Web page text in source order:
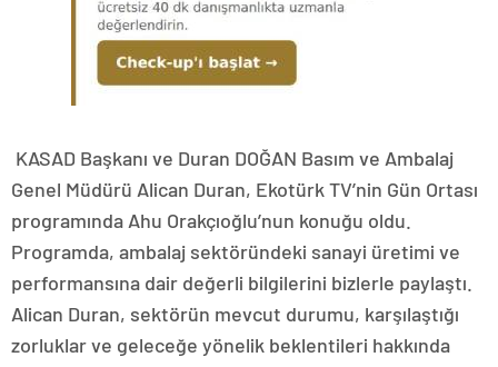
KASAD Başkanı ve Duran DOĞAN Basım ve Ambalaj
Genel Müdürü Alican Duran, Ekotürk TV’nin Gün Ortası
programında Ahu Orakçıoğlu’nun konuğu oldu.
Programda, ambalaj sektöründeki sanayi üretimi ve
performansına dair değerli bilgilerini bizlerle paylaştı.
Alican Duran, sektörün mevcut durumu, karşılaştığı
zorluklar ve geleceğe yönelik beklentileri hakkında